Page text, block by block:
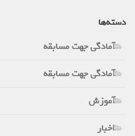
دسته‌ها
آمادگی جهت مسابقه
آمادگی جهت مسابقه
آموزش
اخبار